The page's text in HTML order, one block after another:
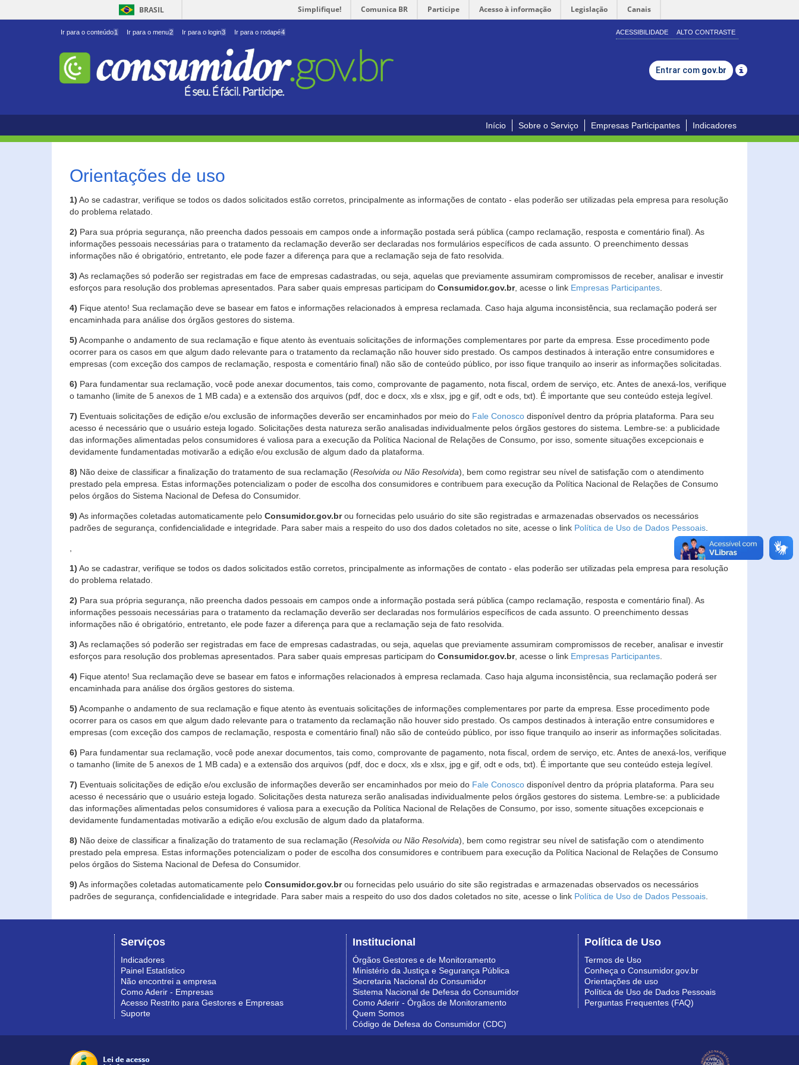
BRASIL Simplifique! Comunica BR Participe Acesso à informação Legislação Canais
Ir para o conteúdo1 Ir para o menu2 Ir para o login3 Ir para o rodapé4 ACESSIBILIDADE ALTO CONTRASTE
Entrar com gov.br
Início Sobre o Serviço Empresas Participantes Indicadores
Orientações de uso
1) Ao se cadastrar, verifique se todos os dados solicitados estão corretos, principalmente as informações de contato - elas poderão ser utilizadas pela empresa para resolução
do problema relatado.
2) Para sua própria segurança, não preencha dados pessoais em campos onde a informação postada será pública (campo reclamação, resposta e comentário final). As
informações pessoais necessárias para o tratamento da reclamação deverão ser declaradas nos formulários específicos de cada assunto. O preenchimento dessas
informações não é obrigatório, entretanto, ele pode fazer a diferença para que a reclamação seja de fato resolvida.
3) As reclamações só poderão ser registradas em face de empresas cadastradas, ou seja, aquelas que previamente assumiram compromissos de receber, analisar e investir
esforços para resolução dos problemas apresentados. Para saber quais empresas participam do Consumidor.gov.br, acesse o link Empresas Participantes
4) Fique atento! Sua reclamação deve se basear em fatos e informações relacionados à empresa reclamada. Caso haja alguma inconsistência, sua reclamação poderá ser
encaminhada para análise dos órgãos gestores do sistema.
5) Acompanhe o andamento de sua reclamação e fique atento às eventuais solicitações de informações complementares por parte da empresa. Esse procedimento pode
ocorrer para os casos em que algum dado relevante para o tratamento da reclamação não houver sido prestado. Os campos destinados à interação entre consumidores e
empresas (com exceção dos campos de reclamação, resposta e comentário final) não são de conteúdo público, por isso fique tranquilo ao inserir as informações solicitadas.
6) Para fundamentar sua reclamação, você pode anexar documentos, tais como, comprovante de pagamento, nota fiscal, ordem de serviço, etc. Antes de anexá-los, verifique
o tamanho (limite de 5 anexos de 1 MB cada) e a extensão dos arquivos (pdf, doc e docx, xls e xlsx, jpg e gif, odt e ods, txt). É importante que seu conteúdo esteja legível.
7) Eventuais solicitações de edição e/ou exclusão de informações deverão ser encaminhados por meio do Fale Conosco disponível dentro da própria plataforma. Para seu
acesso é necessário que o usuário esteja logado. Solicitações desta natureza serão analisadas individualmente pelos órgãos gestores do sistema. Lembre-se: a publicidade
das informações alimentadas pelos consumidores é valiosa para a execução da Política Nacional de Relações de Consumo, por isso, somente situações excepcionais e
devidamente fundamentadas motivarão a edição e/ou exclusão de algum dado da plataforma.
8) Não deixe de classificar a finalização do tratamento de sua reclamação (Resolvida ou Não Resolvida), bem como registrar seu nível de satisfação com o atendimento
prestado pela empresa. Estas informações potencializam o poder de escolha dos consumidores e contribuem para execução da Política Nacional de Relações de Consumo
pelos órgãos do Sistema Nacional de Defesa do Consumidor.
9) As informações coletadas automaticamente pelo Consumidor.gov.brou fornecidas pelo usuário do site são registradas e armazenadas observados os necessários
padrões de segurança, confidencialidade e integridade. Para saber mais a respeito do uso dos dados coletados no site, acesse o link Política de Uso de Dados Pessoais
1) Ao se cadastrar, verifique se todos os dados solicitados estão corretos, principalmente as informações de contato - elas poderão ser utilizadas pela empresa para resolução
do problema relatado.
2) Para sua própria segurança, não preencha dados pessoais em campos onde a informação postada será pública (campo reclamação, resposta e comentário final). As
informações pessoais necessárias para o tratamento da reclamação deverão ser declaradas nos formulários específicos de cada assunto. O preenchimento dessas
informações não é obrigatório, entretanto, ele pode fazer a diferença para que a reclamação seja de fato resolvida.
3) As reclamações só poderão ser registradas em face de empresas cadastradas, ou seja, aquelas que previamente assumiram compromissos de receber, analisar e investir
esforços para resolução dos problemas apresentados. Para saber quais empresas participam do Consumidor.gov.br, acesse o link Empresas Participantes
4) Fique atento! Sua reclamação deve se basear em fatos e informações relacionados à empresa reclamada. Caso haja alguma inconsistência, sua reclamação poderá ser
encaminhada para análise dos órgãos gestores do sistema.
5) Acompanhe o andamento de sua reclamação e fique atento às eventuais solicitações de informações complementares por parte da empresa. Esse procedimento pode
ocorrer para os casos em que algum dado relevante para o tratamento da reclamação não houver sido prestado. Os campos destinados à interação entre consumidores e
empresas (com exceção dos campos de reclamação, resposta e comentário final) não são de conteúdo público, por isso fique tranquilo ao inserir as informações solicitadas.
6) Para fundamentar sua reclamação, você pode anexar documentos, tais como, comprovante de pagamento, nota fiscal, ordem de serviço, etc. Antes de anexá-los, verifique
o tamanho (limite de 5 anexos de 1 MB cada) e a extensão dos arquivos (pdf, doc e docx, xls e xlsx, jpg e gif, odt e ods, txt). É importante que seu conteúdo esteja legível.
7) Eventuais solicitações de edição e/ou exclusão de informações deverão ser encaminhados por meio do Fale Conosco disponível dentro da própria plataforma. Para seu
acesso é necessário que o usuário esteja logado. Solicitações desta natureza serão analisadas individualmente pelos órgãos gestores do sistema. Lembre-se: a publicidade
das informações alimentadas pelos consumidores é valiosa para a execução da Política Nacional de Relações de Consumo, por isso, somente situações excepcionais e
devidamente fundamentadas motivarão a edição e/ou exclusão de algum dado da plataforma.
8) Não deixe de classificar a finalização do tratamento de sua reclamação (Resolvida ou Não Resolvida), bem como registrar seu nível de satisfação com o atendimento
prestado pela empresa. Estas informações potencializam o poder de escolha dos consumidores e contribuem para execução da Política Nacional de Relações de Consumo
pelos órgãos do Sistema Nacional de Defesa do Consumidor.
9) As informações coletadas automaticamente pelo Consumidor.gov.brou fornecidas pelo usuário do site são registradas e armazenadas observados os necessários
padrões de segurança, confidencialidade e integridade. Para saber mais a respeito do uso dos dados coletados no site, acesse o link Política de Uso de Dados Pessoais
Serviços
Indicadores
Painel Estatístico
Não encontrei a empresa
Como Aderir - Empresas
Acesso Restrito para Gestores e Empresas
Suporte
Institucional
Órgãos Gestores e de Monitoramento
Ministério da Justiça e Segurança Pública
Secretaria Nacional do Consumidor
Sistema Nacional de Defesa do Consumidor
Como Aderir - Órgãos de Monitoramento
Quem Somos
Código de Defesa do Consumidor (CDC)
Política de Uso
Termos de Uso
Conheça o Consumidor.gov.br
Orientações de uso
Política de Uso de Dados Pessoais
Perguntas Frequentes (FAQ)